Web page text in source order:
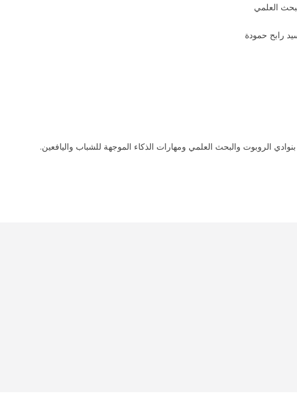
بنوادي الروبوت والبحث العلمي ومهارات الذكاء الموجهة للشباب واليافعين.